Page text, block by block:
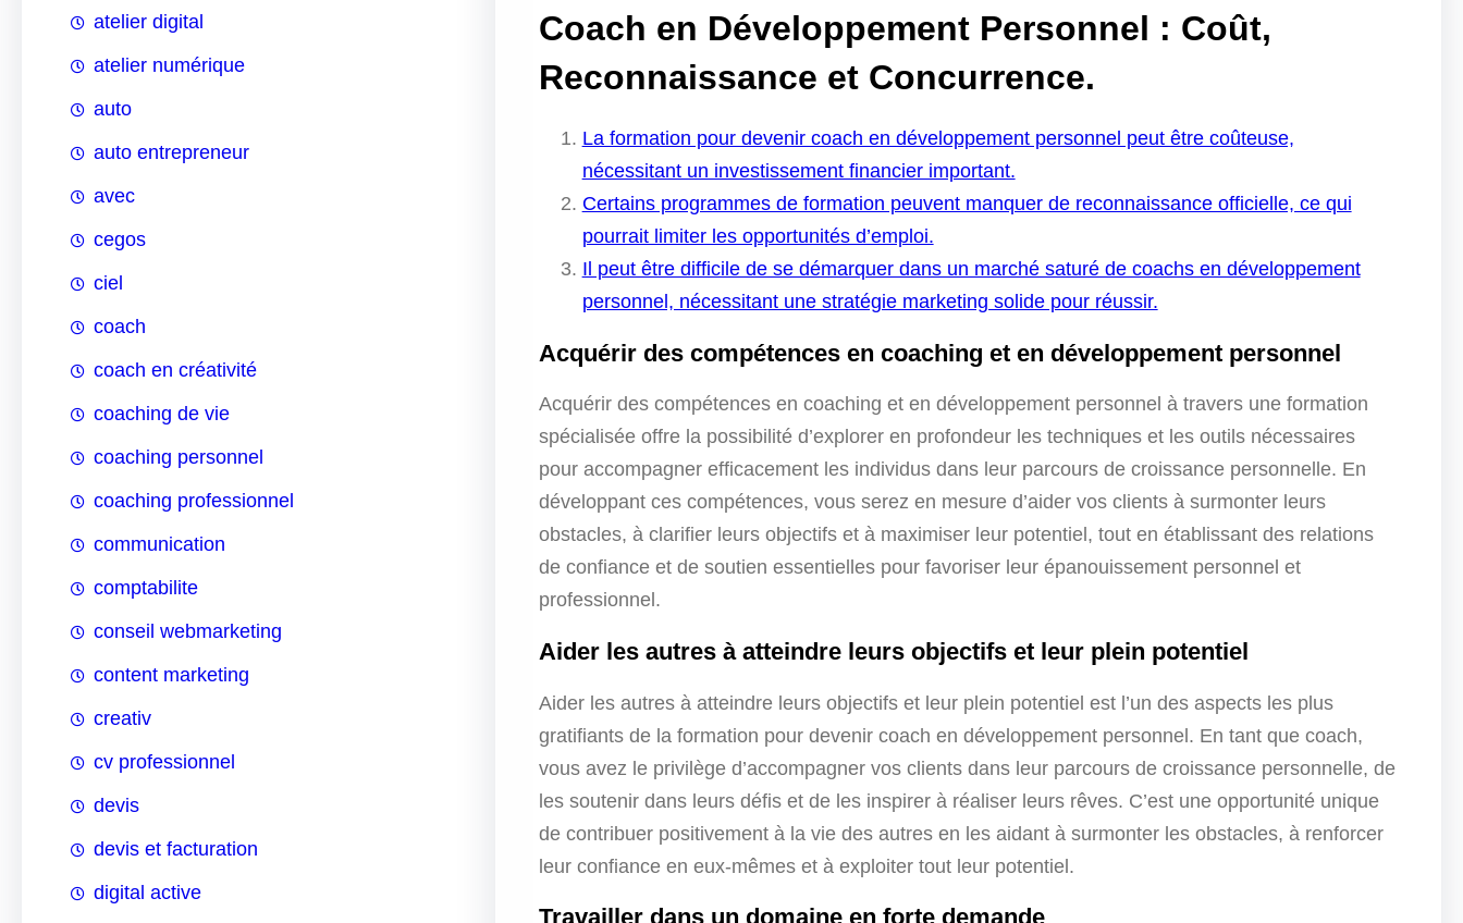
atelier digital
atelier numérique
auto
auto entrepreneur
avec
cegos
ciel
coach
coach en créativité
coaching de vie
coaching personnel
coaching professionnel
communication
comptabilite
conseil webmarketing
content marketing
creativ
cv professionnel
devis
devis et facturation
digital active
Coach en Développement Personnel : Coût,
Reconnaissance et Concurrence.
La formation pour devenir coach en développement personnel peut être coûteuse,
nécessitant un investissement financier important.
Certains programmes de formation peuvent manquer de reconnaissance officielle, ce qui
pourrait limiter les opportunités d’emploi.
Il peut être difficile de se démarquer dans un marché saturé de coachs en développement
personnel, nécessitant une stratégie marketing solide pour réussir.
Acquérir des compétences en coaching et en développement personnel
Acquérir des compétences en coaching et en développement personnel à travers une formation
spécialisée offre la possibilité d’explorer en profondeur les techniques et les outils nécessaires
pour accompagner efficacement les individus dans leur parcours de croissance personnelle. En
développant ces compétences, vous serez en mesure d’aider vos clients à surmonter leurs
obstacles, à clarifier leurs objectifs et à maximiser leur potentiel, tout en établissant des relations
de confiance et de soutien essentielles pour favoriser leur épanouissement personnel et
professionnel.
Aider les autres à atteindre leurs objectifs et leur plein potentiel
Aider les autres à atteindre leurs objectifs et leur plein potentiel est l’un des aspects les plus
gratifiants de la formation pour devenir coach en développement personnel. En tant que coach,
vous avez le privilège d’accompagner vos clients dans leur parcours de croissance personnelle, de
les soutenir dans leurs défis et de les inspirer à réaliser leurs rêves. C’est une opportunité unique
de contribuer positivement à la vie des autres en les aidant à surmonter les obstacles, à renforcer
leur confiance en eux-mêmes et à exploiter tout leur potentiel.
Travailler dans un domaine en forte demande